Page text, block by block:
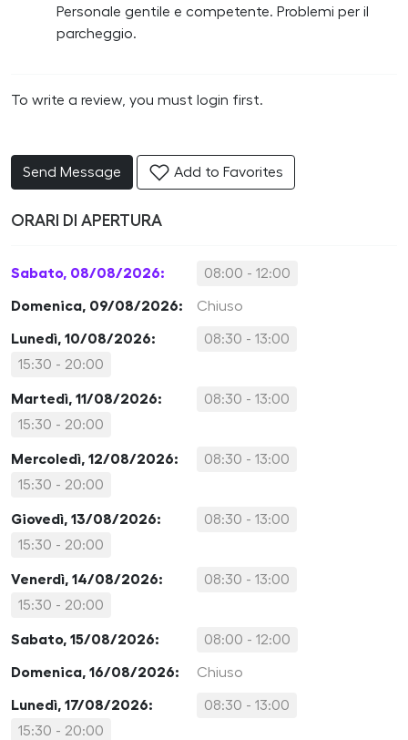
Personale gentile e competente. Problemi per il
parcheggio.
To write a review, you must login first.
Send Message Add to Favorites
ORARI DI APERTURA
Sabato, 08/08/2026: 08:00 - 12:00
Domenica, 09/08/2026: Chiuso
Lunedì, 10/08/2026:
08:30 - 13:00
15:30 - 20:00
Martedì, 11/08/2026:
08:30 - 13:00
15:30 - 20:00
Mercoledì, 12/08/2026:
08:30 - 13:00
15:30 - 20:00
Giovedì, 13/08/2026:
08:30 - 13:00
15:30 - 20:00
Venerdì, 14/08/2026:
08:30 - 13:00
15:30 - 20:00
Sabato, 15/08/2026: 08:00 - 12:00
Domenica, 16/08/2026: Chiuso
Lunedì, 17/08/2026:
08:30 - 13:00
15:30 - 20:00